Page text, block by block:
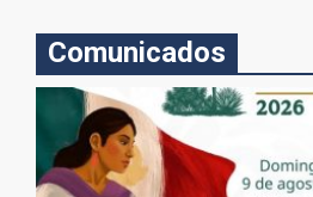
Comunicados